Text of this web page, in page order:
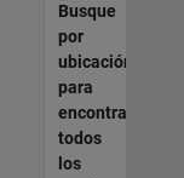
Busque
por
ubicación
para
encontrar
todos
los